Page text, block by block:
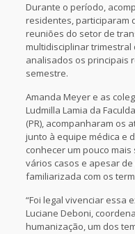
Durante o período,
residentes, participaram
reuniões do setor de
multidisciplinar trimestral
analisados os principais
semestre.
Amanda Meyer e as
Ludmilla Lamia da
(PR), acompanharam os
junto à equipe médica e
conhecer um pouco
vários casos e apesar
familiarizada com os
“Foi legal vivenciar essa
Luciane Deboni,
humanização, um dos